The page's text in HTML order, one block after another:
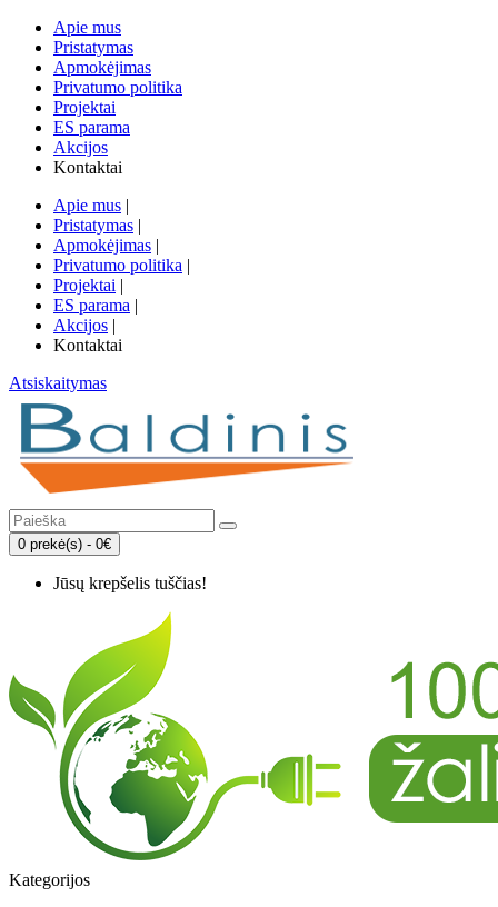
Apie mus
Pristatymas
Apmokėjimas
Privatumo politika
Projektai
ES parama
Akcijos
Kontaktai
Apie mus |
Pristatymas |
Apmokėjimas |
Privatumo politika |
Projektai |
ES parama |
Akcijos |
Kontaktai
Atsiskaitymas
0 prekė(s) - 0€
Jūsų krepšelis tuščias!
Kategorijos